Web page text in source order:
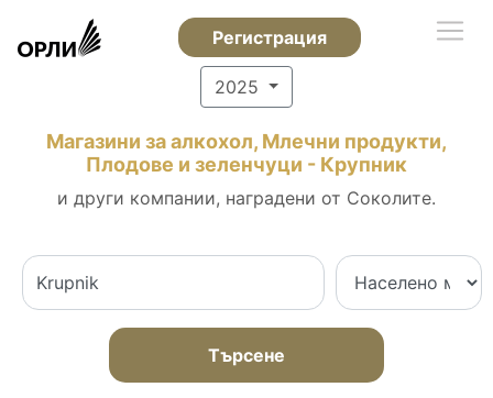
Регистрация
2025
Магазини за алкохол, Млечни продукти,
Плодове и зеленчуци - Крупник
и други компании, наградени от Соколите.
Търсене